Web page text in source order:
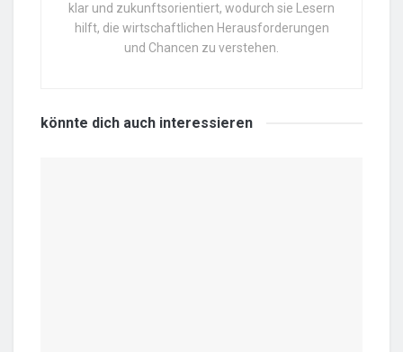
klar und zukunftsorientiert, wodurch sie Lesern
hilft, die wirtschaftlichen Herausforderungen
und Chancen zu verstehen.
könnte dich auch interessieren